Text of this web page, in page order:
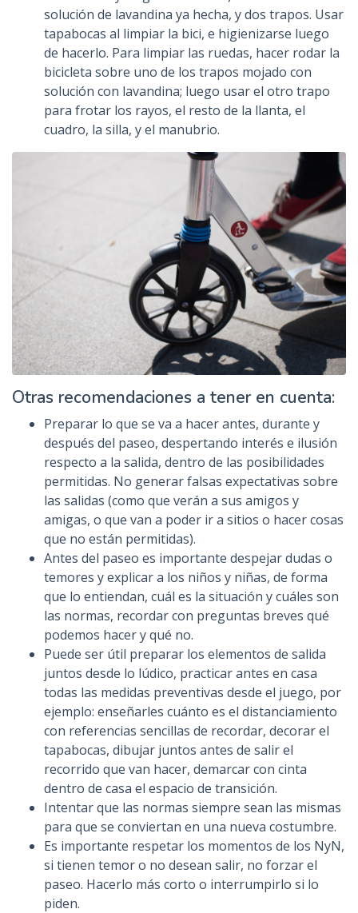
solución de lavandina ya hecha, y dos trapos. Usar
tapabocas al limpiar la bici, e higienizarse luego
de hacerlo. Para limpiar las ruedas, hacer rodar la
bicicleta sobre uno de los trapos mojado con
solución con lavandina; luego usar el otro trapo
para frotar los rayos, el resto de la llanta, el
cuadro, la silla, y el manubrio.
Otras recomendaciones a tener en cuenta:
Preparar lo que se va a hacer antes, durante y
después del paseo, despertando interés e ilusión
respecto a la salida, dentro de las posibilidades
permitidas. No generar falsas expectativas sobre
las salidas (como que verán a sus amigos y
amigas, o que van a poder ir a sitios o hacer cosas
que no están permitidas).
Antes del paseo es importante despejar dudas o
temores y explicar a los niños y niñas, de forma
que lo entiendan, cuál es la situación y cuáles son
las normas, recordar con preguntas breves qué
podemos hacer y qué no.
Puede ser útil preparar los elementos de salida
juntos desde lo lúdico, practicar antes en casa
todas las medidas preventivas desde el juego, por
ejemplo: enseñarles cuánto es el distanciamiento
con referencias sencillas de recordar, decorar el
tapabocas, dibujar juntos antes de salir el
recorrido que van hacer, demarcar con cinta
dentro de casa el espacio de transición.
Intentar que las normas siempre sean las mismas
para que se conviertan en una nueva costumbre.
Es importante respetar los momentos de los NyN,
si tienen temor o no desean salir, no forzar el
paseo. Hacerlo más corto o interrumpirlo si lo
piden.